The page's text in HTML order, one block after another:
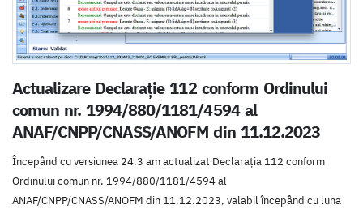
Actualizare Declaraţie 112 conform Ordinului
comun nr. 1994/880/1181/4594 al
ANAF/CNPP/CNASS/ANOFM din 11.12.2023
Începând cu versiunea 24.3 am actualizat Declarația 112 conform
Ordinului comun nr. 1994/880/1181/4594 al
ANAF/CNPP/CNASS/ANOFM din 11.12.2023, valabil începând cu luna